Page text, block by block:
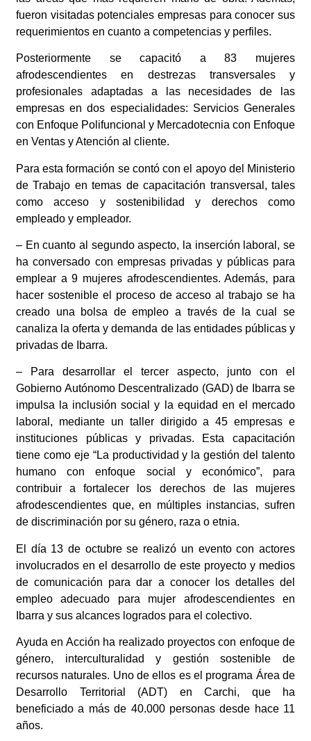
fueron visitadas potenciales empresas para conocer sus
requerimientos en cuanto a competencias y perfiles.
Posteriormente se capacitó a 83 mujeres
afrodescendientes en destrezas transversales y
profesionales adaptadas a las necesidades de las
empresas en dos especialidades: Servicios Generales
con Enfoque Polifuncional y Mercadotecnia con Enfoque
en Ventas y Atención al cliente.
Para esta formación se contó con el apoyo del Ministerio
de Trabajo en temas de capacitación transversal, tales
como acceso y sostenibilidad y derechos como
empleado y empleador.
– En cuanto al segundo aspecto, la inserción laboral, se
ha conversado con empresas privadas y públicas para
emplear a 9 mujeres afrodescendientes. Además, para
hacer sostenible el proceso de acceso al trabajo se ha
creado una bolsa de empleo a través de la cual se
canaliza la oferta y demanda de las entidades públicas y
privadas de Ibarra.
– Para desarrollar el tercer aspecto, junto con el
Gobierno Autónomo Descentralizado (GAD) de Ibarra se
impulsa la inclusión social y la equidad en el mercado
laboral, mediante un taller dirigido a 45 empresas e
instituciones públicas y privadas. Esta capacitación
tiene como eje “La productividad y la gestión del talento
humano con enfoque social y económico”, para
contribuir a fortalecer los derechos de las mujeres
afrodescendientes que, en múltiples instancias, sufren
de discriminación por su género, raza o etnia.
El día 13 de octubre se realizó un evento con actores
involucrados en el desarrollo de este proyecto y medios
de comunicación para dar a conocer los detalles del
empleo adecuado para mujer afrodescendientes en
Ibarra y sus alcances logrados para el colectivo.
Ayuda en Acción ha realizado proyectos con enfoque de
género, interculturalidad y gestión sostenible de
recursos naturales. Uno de ellos es el programa Área de
Desarrollo Territorial (ADT) en Carchi, que ha
beneficiado a más de 40.000 personas desde hace 11
años.